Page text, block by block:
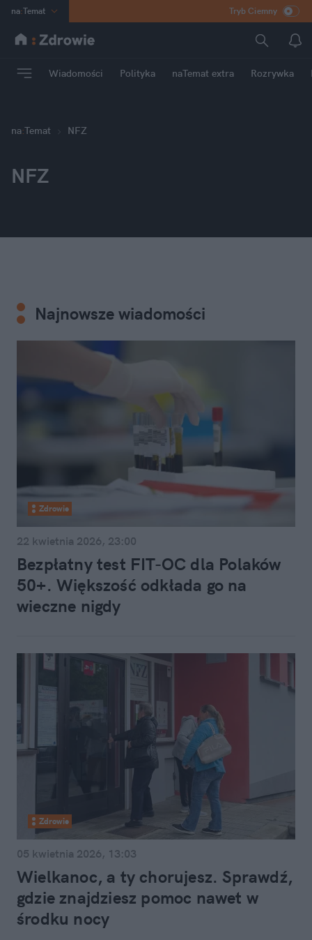
na:Temat
INN Poland
mama
Rozrywka
Tryb Ciemny
Wiadomości Polityka naTemat extra Rozrywka
na:Temat NFZ
NFZ
Najnowsze wiadomości
Zdrowie
22 kwietnia 2026, 23:00
Bezpłatny test FIT-OC dla Polaków
50+. Większość odkłada go na
wieczne nigdy
Zdrowie
05 kwietnia 2026, 13:03
Wielkanoc, a ty chorujesz. Sprawdź,
gdzie znajdziesz pomoc nawet w
środku nocy